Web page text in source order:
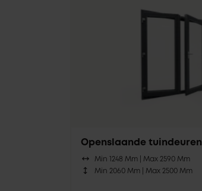
Openslaande tuindeuren
Min 1248 Mm | Max 2590 Mm
Min 2060 Mm | Max 2500 Mm